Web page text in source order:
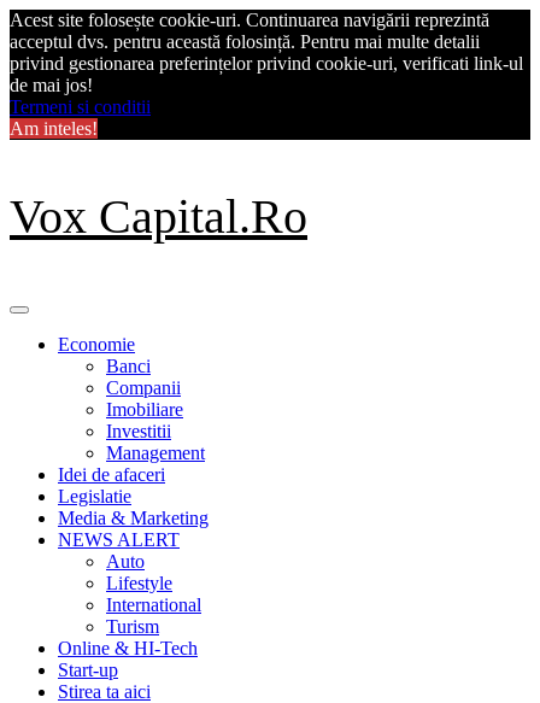
Acest site folosește cookie-uri. Continuarea navigării reprezintă
acceptul dvs. pentru această folosință. Pentru mai multe detalii
privind gestionarea preferințelor privind cookie-uri, verificati link-ul
de mai jos!
Termeni si conditii
Am inteles!
Skip
to
content
Vox Capital.Ro
Primary
Economie
Banci
Companii
Imobiliare
Investitii
Management
Idei de afaceri
Legislatie
Media & Marketing
NEWS ALERT
Auto
Lifestyle
International
Turism
Online & HI-Tech
Start-up
Stirea ta aici